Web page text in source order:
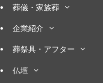
葬儀・家族葬
企業紹介
葬祭具・アフター
仏壇